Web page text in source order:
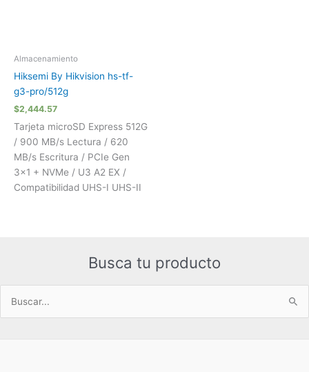
Almacenamiento
Hiksemi By Hikvision hs-tf-
g3-pro/512g
$2,444.57
Tarjeta microSD Express 512G
/ 900 MB/s Lectura / 620
MB/s Escritura / PCIe Gen
3×1 + NVMe / U3 A2 EX /
Compatibilidad UHS-I UHS-II
Busca tu producto
Buscar
por: